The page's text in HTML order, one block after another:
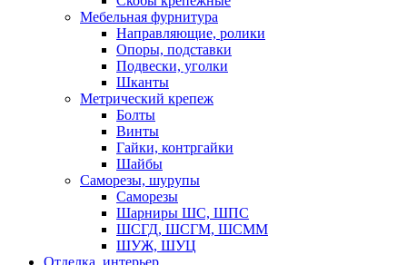
Мебельная фурнитура
Направляющие, ролики
Опоры, подставки
Подвески, уголки
Шканты
Метрический крепеж
Болты
Винты
Гайки, контргайки
Шайбы
Саморезы, шурупы
Саморезы
Шарниры ШС, ШПС
ШСГД, ШСГМ, ШСММ
ШУЖ, ШУЦ
Отделка, интерьер